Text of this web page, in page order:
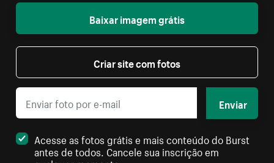
Baixar imagem grátis
Criar site com fotos
Enviar
Acesse as fotos grátis e mais conteúdo do Burst
antes de todos. Cancele sua inscrição em